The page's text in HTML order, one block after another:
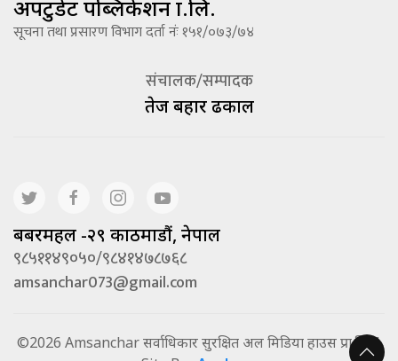
अपटुडेट पब्लिकेशन प्रा.लि.
सूचना तथा प्रसारण विभाग दर्ता नंः १५१/०७३/७४
संचालक/सम्पादक
तेज बहादूर ढकाल
बबरमहल -२९ काठमाडौं, नेपाल
९८५११४९०५०/९८४१४७८७६८
amsanchar073@gmail.com
©2026 Amsanchar सर्वाधिकार सुरक्षित अल मिडिया हाउस प्रा.लि. |